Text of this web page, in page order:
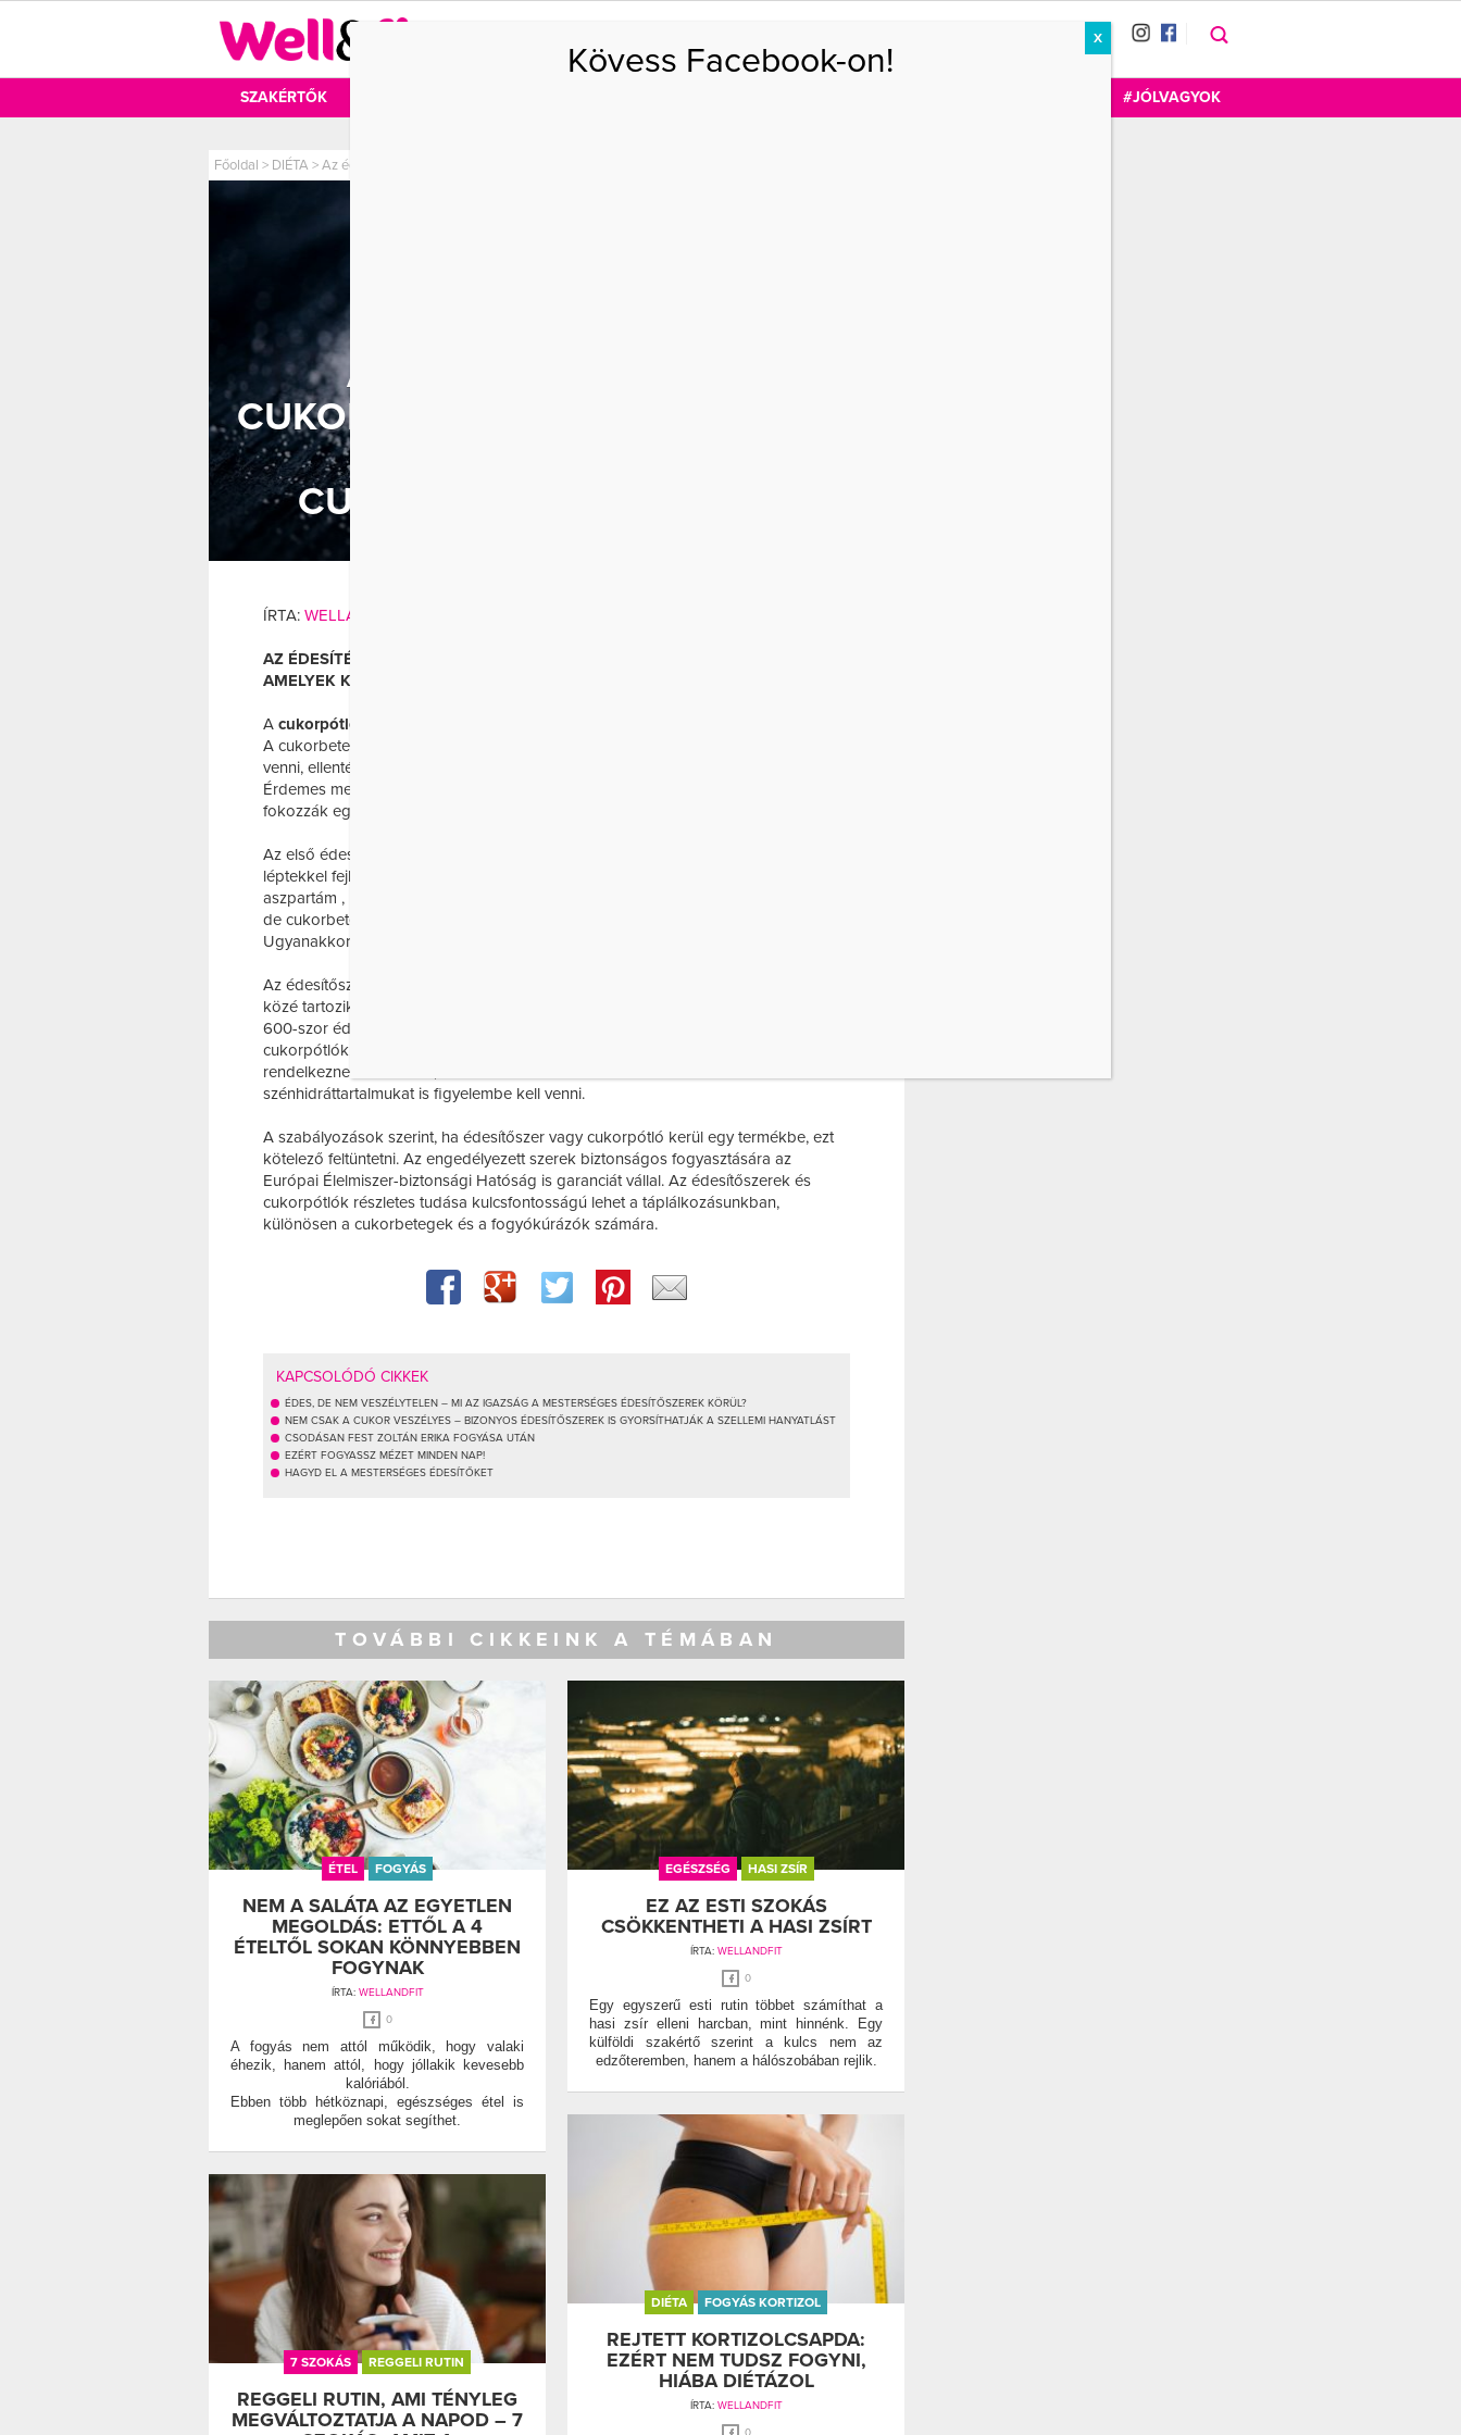
SZAKÉRTŐK #JÓLVAGYOK
Főoldal > DIÉTA >Az édesítőszerek és cukorpótlók titkai, avagy mit érdemes tudni a cukorhelyettesítőkről?
AZ ÉDESÍTŐSZEREK ÉS
CUKORPÓTLÓK TITKAI, AVAGY MIT
CUKORHELYETTESÍTŐKRŐL?
ÍRTA: WELLANDFIT
AZ ÉDESÍTÉS VILÁGÁBAN SZÁMOS CUKORPÓTLÓ ÉS ÉDESÍTŐSZER LÉTEZIK,
AMELYEK KÜLÖNBÖZŐ HATÁSMECHANIZMUSOKKAL BÍRNAK.
A cukorpótlók
A cukorbetegek diétájában a cukorpótlók szénhidráttartalmát figyelembe kell
venni, ellentétben az édesítőszerekkel, amelyek nem okoznak ilyen problémát.
Érdemes megjegyezni , hogy az
fokozzák egymás édesítő erejét.
Az első édesítőszer 1879-ben jelent meg, és azóta a technológia hatalmas
léptekkel fejlődött. A mesterséges édesítőszerek, mint amilyen a szacharin és az
aszpartám , nem csupán annyira édesek, hogy jelentősen csökkentsék a kalóriákat,
de cukorbetegek számára is alkalmasak, mivel alig befolyásolják a vércukorszintet.
Ugyanakkor az aszpartám például nem ajánlott a PKU -ban szenvedőknek.
Az édesítőszer és cukorpótló választék rendkívül széles, és a legjobban keresett
közé tartozik a szukralóz , a ciklamát és a neoheszperidin is. A szukralóz például
600-szor édesebb a répacukornál, és ideális hőstabil tulajdonságokkal bír. A
cukorpótlók, mint a fruktóz és a sorbit , közel azonos energiaértékkel
rendelkeznek a cukorral, ám a diétákba való beillesztésük során
szénhidráttartalmukat is figyelembe kell venni.
A szabályozások szerint, ha édesítőszer vagy cukorpótló kerül egy termékbe, ezt
kötelező feltüntetni. Az engedélyezett szerek biztonságos fogyasztására az
Európai Élelmiszer-biztonsági Hatóság is garanciát vállal. Az édesítőszerek és
cukorpótlók részletes tudása kulcsfontosságú lehet a táplálkozásunkban,
különösen a cukorbetegek és a fogyókúrázók számára.
KAPCSOLÓDÓ CIKKEK
ÉDES, DE NEM VESZÉLYTELEN – MI AZ IGAZSÁG A MESTERSÉGES ÉDESÍTŐSZEREK KÖRÜL?
NEM CSAK A CUKOR VESZÉLYES – BIZONYOS ÉDESÍTŐSZEREK IS GYORSÍTHATJÁK A SZELLEMI HANYATLÁST
CSODÁSAN FEST ZOLTÁN ERIKA FOGYÁSA UTÁN
EZÉRT FOGYASSZ MÉZET MINDEN NAP!
HAGYD EL A MESTERSÉGES ÉDESÍTŐKET
TOVÁBBI CIKKEINK A TÉMÁBAN
ÉTEL FOGYÁS
NEM A SALÁTA AZ EGYETLEN
MEGOLDÁS: ETTŐL A 4
ÉTELTŐL SOKAN KÖNNYEBBEN
FOGYNAK
ÍRTA: WELLANDFIT
0
A fogyás nem attól működik, hogy valaki
éhezik, hanem attól, hogy jóllakik kevesebb
kalóriából.
Ebben több hétköznapi, egészséges étel is
meglepően sokat segíthet.
EGÉSZSÉG HASI ZSÍR
EZ AZ ESTI SZOKÁS
CSÖKKENTHETI A HASI ZSÍRT
ÍRTA: WELLANDFIT
0
Egy egyszerű esti rutin többet számíthat a
hasi zsír elleni harcban, mint hinnénk. Egy
külföldi szakértő szerint a kulcs nem az
edzőteremben, hanem a hálószobában rejlik.
DIÉTA FOGYÁS KORTIZOL
REJTETT KORTIZOLCSAPDA:
EZÉRT NEM TUDSZ FOGYNI,
HIÁBA DIÉTÁZOL
ÍRTA: WELLANDFIT
7 SZOKÁS REGGELI RUTIN
REGGELI RUTIN, AMI TÉNYLEG
MEGVÁLTOZTATJA A NAPOD – 7
Kövess Facebook-on!
X